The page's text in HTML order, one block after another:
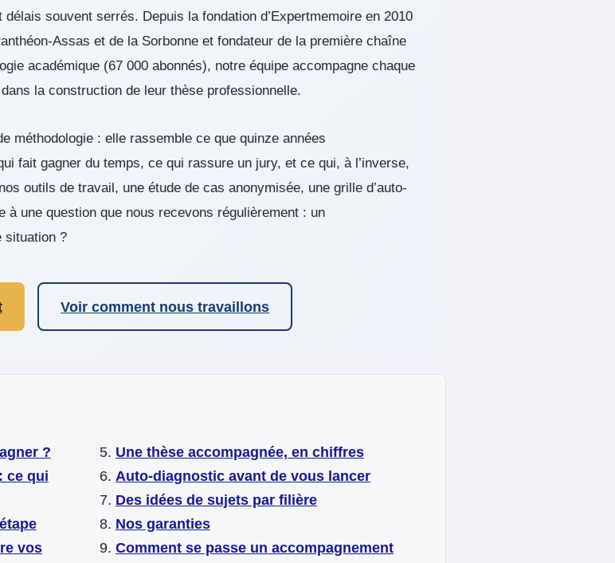
souvent serrés. Depuis la fondation d’Expertmemoire en 2010
Assas et de la Sorbonne et fondateur de la première chaîne
académique (67 000 abonnés), notre équipe accompagne chaque
la construction de leur thèse professionnelle.
méthodologie : elle rassemble ce que quinze années
fait gagner du temps, ce qui rassure un jury, et ce qui, à l’inverse,
outils de travail, une étude de cas anonymisée, une grille d’auto-
à une question que nous recevons régulièrement : un
situation ?
Voir comment nous travaillons
?
ce qui
vos
Une thèse accompagnée, en chiffres
Auto-diagnostic avant de vous lancer
Des idées de sujets par filière
Nos garanties
Comment se passe un accompagnement